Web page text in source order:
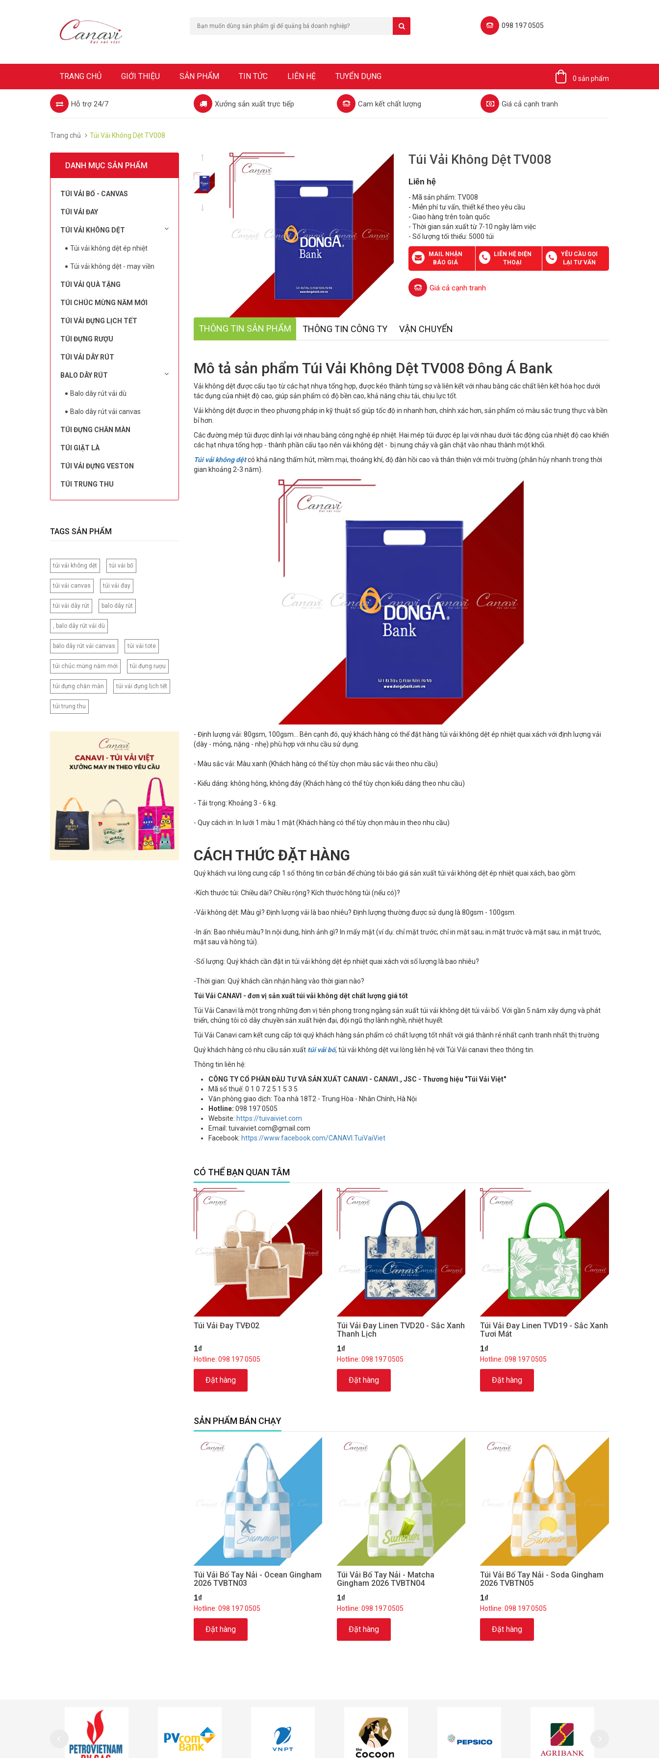
098 197 0505‬
TRANG CHỦ GIỚI THIỆU SẢN PHẨM TIN TỨC LIÊN HỆ TUYỂN DỤNG 0 sản phẩm
Hỗ trợ 24/7 Xưởng sản xuất trực tiếp Cam kết chất lượng Giá cả cạnh tranh
Trang chủ Túi Vải Không Dệt TV008
DANH MỤC SẢN PHẨM
TÚI VẢI BỐ - CANVAS
TÚI VẢI ĐAY
TÚI VẢI KHÔNG DỆT
Túi vải không dệt ép nhiệt
Túi vải không dệt - may viền
TÚI VẢI QUÀ TẶNG
TÚI CHÚC MỪNG NĂM MỚI
TÚI VẢI ĐỰNG LỊCH TẾT
TÚI ĐỰNG RƯỢU
TÚI VẢI DÂY RÚT
BALO DÂY RÚT
Balo dây rút vải dù
Balo dây rút vải canvas
TÚI ĐỰNG CHĂN MÀN
TÚI GIẶT LÀ
TÚI VẢI ĐỰNG VESTON
TÚI TRUNG THU
TAGS SẢN PHẨM
túi vải không dệt túi vải bố
túi vải canvas túi vải đay
túi vải dây rút balo dây rút
, balo dây rút vải dù
balo dây rút vải canvas túi vải tote
túi chúc mừng năm mới túi đựng rượu
túi đựng chăn màn túi vải đựng lịch tết
túi trung thu
Túi Vải Không Dệt TV008
Liên hệ
- Mã sản phẩm: TV008
- Miễn phí tư vấn, thiết kế theo yêu cầu
- Giao hàng trên toàn quốc
- Thời gian sản xuất từ 7-10 ngày làm việc
- Số lượng tối thiểu: 5000 túi
MAIL NHẬN
BÁO GIÁ
LIÊN HỆ ĐIỆN
THOẠI
YÊU CẦU GỌI
LẠI TƯ VẤN
Giá cả cạnh tranh
THÔNG TIN SẢN PHẨM THÔNG TIN CÔNG TY VẬN CHUYỂN
Mô tả sản phẩm Túi Vải Không Dệt TV008 Đông Á Bank
Vải không dệt được cấu tạo từ các hạt nhựa tổng hợp, được kéo thành từng sợ và liên kết với nhau bằng các chất liên kết hóa học dưới
tác dụng của nhiệt độ cao, giúp sản phẩm có độ bền cao, khả năng chịu tải, chịu lực tốt.
Vải không dệt được in theo phương pháp in kỹ thuật số giúp tốc độ in nhanh hơn, chính xác hơn, sản phẩm có màu sắc trung thực và bền
bỉ hơn.
Các đường mép túi được dính lại với nhau bằng công nghệ ép nhiệt. Hai mép túi được ép lại với nhau dưới tác động của nhiệt độ cao khiến
các hạt nhựa tổng hợp - thành phần cấu tạo nên vải không dệt - bị nung chảy và gắn chặt vào nhau thành một khối.
Túi vải không dệt có khả năng thấm hút, mềm mại, thoáng khí, độ đàn hồi cao và thân thiện với môi trường (phân hủy nhanh trong thời
gian khoảng 2-3 năm).
- Định lượng vải: 80gsm, 100gsm… Bên cạnh đó, quý khách hàng có thể đặt hàng túi vải không dệt ép nhiệt quai xách với định lượng vải
(dày - mỏng, nặng - nhẹ) phù hợp với nhu cầu sử dụng.
- Màu sắc vải: Màu xanh (Khách hàng có thể tùy chọn màu sắc vải theo nhu cầu)
- Kiểu dáng: không hông, không đáy (Khách hàng có thể tùy chọn kiểu dáng theo nhu cầu)
- Tải trọng: Khoảng 3 - 6 kg.
- Quy cách in: In lưới 1 màu 1 mặt (Khách hàng có thể tùy chọn màu in theo nhu cầu)
CÁCH THỨC ĐẶT HÀNG
Quý khách vui lòng cung cấp 1 số thông tin cơ bản để chúng tôi báo giá sản xuất túi vải không dệt ép nhiệt quai xách, bao gồm:
-Kích thước túi: Chiều dài? Chiều rộng? Kích thước hông túi (nếu có)?
-Vải không dệt: Màu gì? Định lượng vải là bao nhiêu? Định lượng thường được sử dụng là 80gsm - 100gsm.
-In ấn: Bao nhiêu màu? In nội dung, hình ảnh gì? In mấy mặt (ví dụ: chỉ mặt trước; chỉ in mặt sau; in mặt trước và mặt sau; in mặt trước,
mặt sau và hông túi).
-Số lượng: Quý khách cần đặt in túi vải không dệt ép nhiệt quai xách với số lượng là bao nhiêu?
-Thời gian: Quý khách cần nhận hàng vào thời gian nào?
Túi Vải CANAVI - đơn vị sản xuất túi vải không dệt chất lượng giá tốt
Túi Vải Canavi là một trong những đơn vị tiên phong trong ngàng sản xuất túi vải không dệt túi vải bố. Với gần 5 năm xây dựng và phát
triển, chúng tôi có dây chuyền sản xuất hiện đại, đội ngũ thợ lành nghề, nhiệt huyết.
Túi Vải Canavi cam kết cung cấp tới quý khách hàng sản phẩm có chất lượng tốt nhất với giá thành rẻ nhất cạnh tranh nhất thị trường
Quý khách hàng có nhu cầu sản xuất túi vải bố, túi vải không dệt vui lòng liên hệ với Túi Vải canavi theo thông tin.
Thông tin liên hệ:
CÔNG TY CỔ PHẦN ĐẦU TƯ VÀ SẢN XUẤT CANAVI - CANAVI., JSC - Thương hiệu "Túi Vải Việt"
Mã số thuế: 0 1 0 7 2 5 1 5 3 5
Văn phòng giao dịch: Tòa nhà 18T2 - Trung Hòa - Nhân Chính, Hà Nội
Hotline: 098 197 0505
Website: https://tuivaiviet.com
Email: tuivaiviet.com@gmail.com
Facebook: https://www.facebook.com/CANAVI.TuiVaiViet
CÓ THỂ BẠN QUAN TÂM
Túi Vải Đay TVĐ02
1₫
Hotline: 098 197 0505
Đặt hàng
Túi Vải Đay Linen TVD20 - Sắc Xanh
Thanh Lịch
1₫
Hotline: 098 197 0505
Đặt hàng
Túi Vải Đay Linen TVD19 - Sắc Xanh
Tươi Mát
1₫
Hotline: 098 197 0505
Đặt hàng
SẢN PHẨM BÁN CHẠY
Túi Vải Bố Tay Nải - Ocean Gingham
2026 TVBTN03
1₫
Hotline: 098 197 0505
Đặt hàng
Túi Vải Bố Tay Nải - Matcha
Gingham 2026 TVBTN04
1₫
Hotline: 098 197 0505
Đặt hàng
Túi Vải Bố Tay Nải - Soda Gingham
2026 TVBTN05
1₫
Hotline: 098 197 0505
Đặt hàng